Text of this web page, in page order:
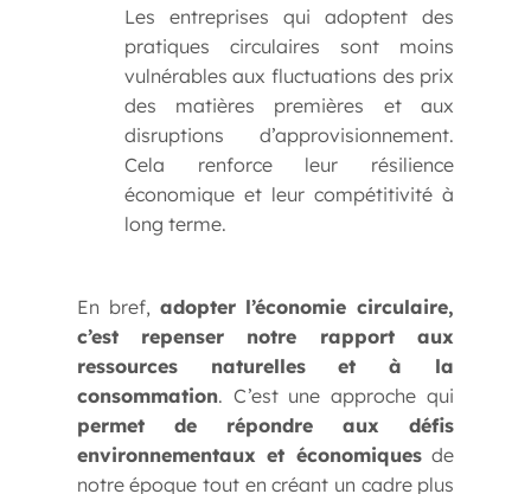
Les entreprises qui adoptent des
pratiques circulaires sont moins
vulnérables aux fluctuations des prix
des matières premières et aux
disruptions d’approvisionnement.
Cela renforce leur résilience
économique et leur compétitivité à
long terme.
En bref, adopter l’économie circulaire,
c’est repenser notre rapport aux
ressources naturelles et à la
consommation. C’est une approche qui
permet de répondre aux défis
environnementaux et économiquesde
notre époque tout en créant un cadre plus